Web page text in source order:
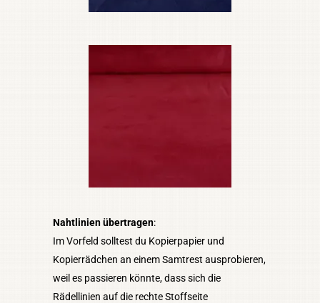
Nahtlinien übertragen:
Im Vorfeld solltest du Kopierpapier und
Kopierrädchen an einem Samtrest ausprobieren,
weil es passieren könnte, dass sich die
Rädellinien auf die rechte Stoffseite